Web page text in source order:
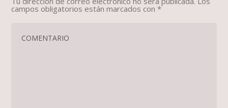
campos obligatorios están marcados con*